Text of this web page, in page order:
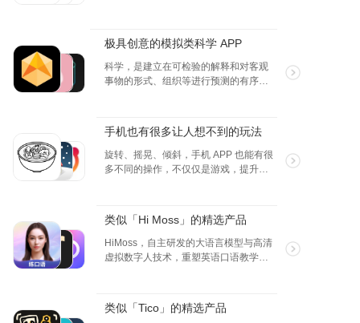
账。
极具创意的模拟类科学 APP
科学，是建立在可检验的解释和对客观
事物的形式、组织等进行预测的有序知
距离观察到科学，包括生命，微观世
界，宇宙等等，一定会很有趣的。
手机也有很多让人想不到的玩法
旋转、摇晃、倾斜，手机 APP 也能有很
多不同的操作，不仅仅是游戏，提升效
类似「Hi Moss」的精选产品
HiMoss，自主研发的大语言模型与高清
虚拟数字人技术，重塑英语口语教学的
们源自我们独创的语言处理技术。这一
突破性创新确保了与真人教练无异的专
类似「Tico」的精选产品